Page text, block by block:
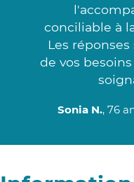
conciliable à
Les
de vos
Sonia N., 76